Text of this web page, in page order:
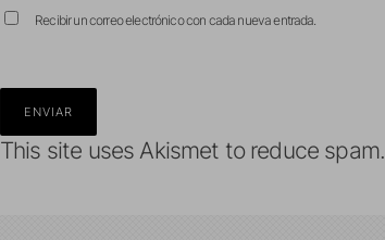
Recibir un correo electrónico con cada nueva entrada.
This site uses Akismet to reduce spam.